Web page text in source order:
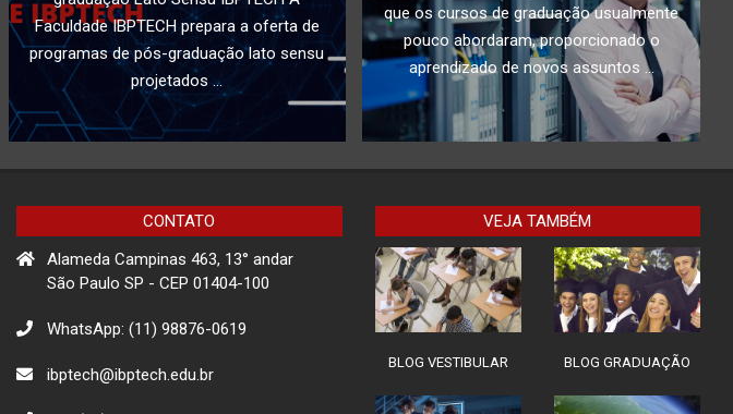
Tecnologia em SC
Ilha de Marajó
Children Security
Impacto do Acesso
Desigual à Tecnologia na
Faculdade IBPTECH prepara a oferta de
programas de pós-graduação lato sensu
projetados ...
que os cursos de graduação usualmente
pouco abordaram, proporcionado o
aprendizado de novos assuntos ...
CONTATO
Alameda Campinas 463, 13° andar
São Paulo SP - CEP 01404-100
WhatsApp: (11) 98876-0619
ibptech@ibptech.edu.br
VEJA TAMBÉM
BLOG VESTIBULAR BLOG GRADUAÇÃO